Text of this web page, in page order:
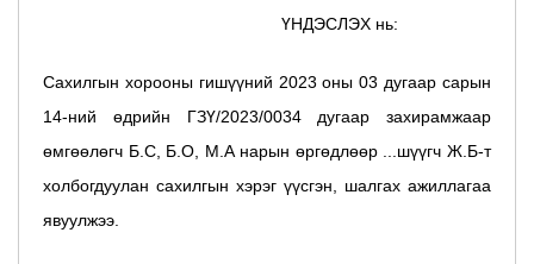
ҮНДЭСЛЭХ нь:
Сахилгын хорооны гишүүний 2023 оны 03 дугаар сарын
14-ний өдрийн ГЗҮ/2023/0034 дугаар захирамжаар
өмгөөлөгч Б.С, Б.О, М.А нарын өргөдлөөр ...шүүгч Ж.Б-т
холбогдуулан сахилгын хэрэг үүсгэн, шалгах ажиллагаа
явуулжээ.